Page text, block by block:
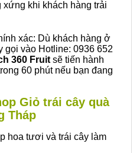
khi khách hàng trải
xác: Dù khách hàng ở
gọi vào Hotline: 0936 652
360 Fruit sẽ tiến hành
60 phút nếu bạn đang
Giỏ trái cây quà
Tháp
hoa tươi và trái cây làm